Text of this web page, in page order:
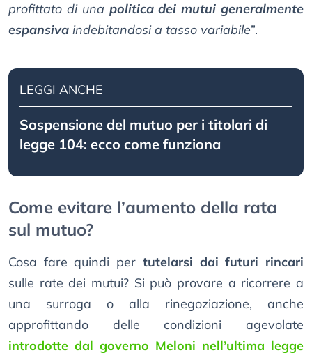
profittato di una politica dei mutui generalmente
espansiva indebitandosi a tasso variabile”.
LEGGI ANCHE
Sospensione del mutuo per i titolari di
legge 104: ecco come funziona
Come evitare l’aumento della rata
sul mutuo?
Cosa fare quindi per tutelarsi dai futuri rincari
sulle rate dei mutui? Si può provare a ricorrere a
una surroga o alla rinegoziazione, anche
approfittando delle condizioni agevolate
introdotte dal governo Meloni nell’ultima legge